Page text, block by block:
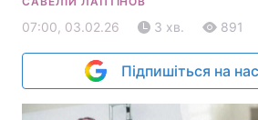
07:00, 03.02.26 3 хв. 891
Підпишіться на